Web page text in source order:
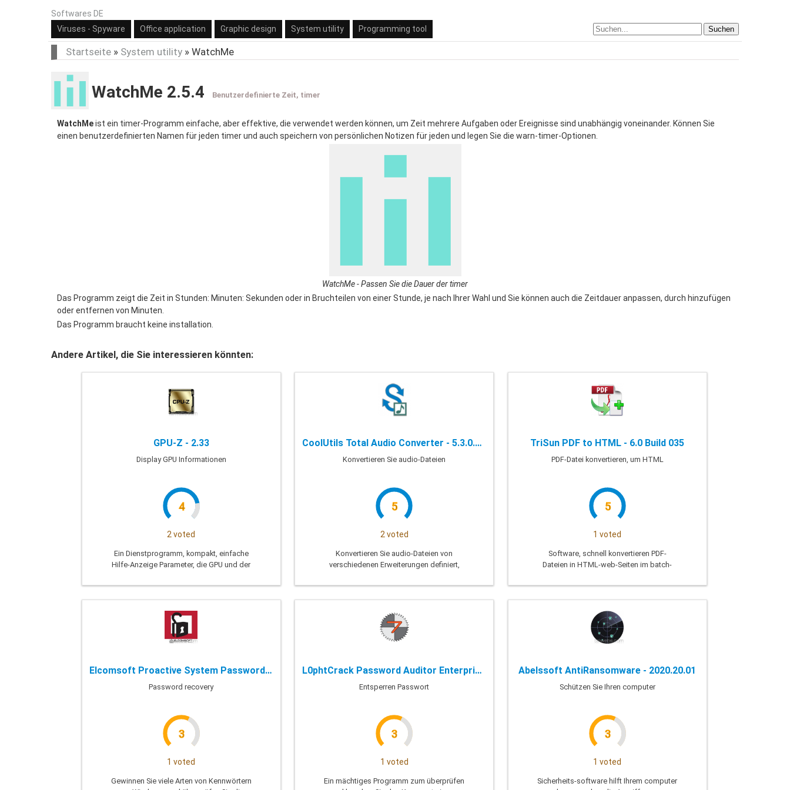
Softwares DE
Viruses - Spyware
Office application Graphic design System utility Programming tool Suchen
Startseite » System utility » WatchMe
WatchMe 2.5.4 Benutzerdefinierte Zeit, timer
WatchMeist ein timer-Programm einfache, aber effektive, die verwendet werden können, um Zeit mehrere Aufgaben oder Ereignisse sind unabhängig voneinander. Können Sie
einen benutzerdefinierten Namen für jeden timer und auch speichern von persönlichen Notizen für jeden und legen Sie die warn-timer-Optionen.
WatchMe - Passen Sie die Dauer der timer
Das Programm zeigt die Zeit in Stunden: Minuten: Sekunden oder in Bruchteilen von einer Stunde, je nach Ihrer Wahl und Sie können auch die Zeitdauer anpassen, durch hinzufügen
oder entfernen von Minuten.
Das Programm braucht keine installation.
Andere Artikel, die Sie interessieren könnten:
GPU-Z - 2.33
Display GPU Informationen
4
2 voted
Ein Dienstprogramm, kompakt, einfache
Hilfe-Anzeige Parameter, die GPU und der
CoolUtils Total Audio Converter - 5.3.0.232
Konvertieren Sie audio-Dateien
5
2 voted
Konvertieren Sie audio-Dateien von
verschiedenen Erweiterungen definiert,
MIDI, AMR, FLAC und M4A.
TriSun PDF to HTML - 6.0 Build 035
PDF-Datei konvertieren, um HTML
5
1 voted
Software, schnell konvertieren PDF-
Dateien in HTML-web-Seiten im batch-
Elcomsoft Proactive System Password Recovery - 6.06.568
Password recovery
3
1 voted
Gewinnen Sie viele Arten von Kennwörtern
L0phtCrack Password Auditor Enterprise - 7.1.6
Entsperren Passwort
3
1 voted
Ein mächtiges Programm zum überprüfen
Abelssoft AntiRansomware - 2020.20.01
Schützen Sie Ihren computer
3
1 voted
Sicherheits-software hilft Ihrem computer